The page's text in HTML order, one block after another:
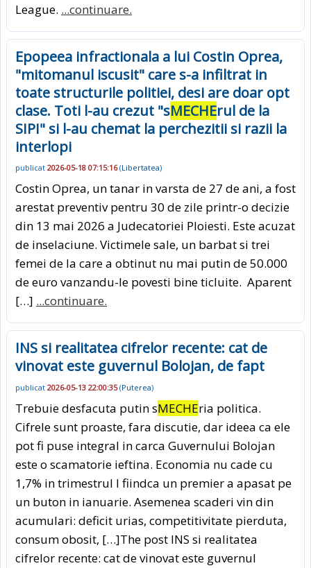
League. ...continuare.
Epopeea infractionala a lui Costin Oprea,
"mitomanul iscusit" care s-a infiltrat in
toate structurile politiei, desi are doar opt
clase. Toti l-au crezut "sMECHErul de la
SIPI" si l-au chemat la perchezitii si razii la
interlopi
publicat 2026-05-18 07:15:16(Libertatea)
Costin Oprea, un tanar in varsta de 27 de ani, a fost
arestat preventiv pentru 30 de zile printr-o decizie
din 13 mai 2026 a Judecatoriei Ploiesti. Este acuzat
de inselaciune. Victimele sale, un barbat si trei
femei de la care a obtinut nu mai putin de 50.000
de euro vanzandu-le povesti bine ticluite. Aparent
[…] ...continuare.
INS si realitatea cifrelor recente: cat de
vinovat este guvernul Bolojan, de fapt
publicat 2026-05-13 22:00:35(Puterea)
Trebuie desfacuta putin sMECHEria politica.
Cifrele sunt proaste, fara discutie, dar ideea ca ele
pot fi puse integral in carca Guvernului Bolojan
este o scamatorie ieftina. Economia nu cade cu
1,7% in trimestrul I fiindca un premier a apasat pe
un buton in ianuarie. Asemenea scaderi vin din
acumulari: deficit urias, competitivitate pierduta,
consum obosit, […]The post INS si realitatea
cifrelor recente: cat de vinovat este guvernul